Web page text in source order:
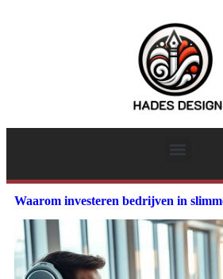
Waarom investeren bedrijven in